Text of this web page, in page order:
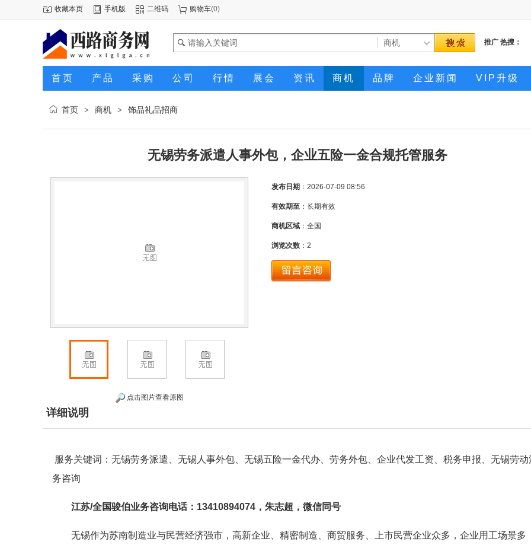
收藏本页 手机版 二维码 购物车(0)
推广 热搜：
首页 产品 采购 公司 行情 展会 资讯 商机 品牌 企业新闻 VIP升级
首页 > 商机 > 饰品礼品招商
无锡劳务派遣人事外包，企业五险一金合规托管服务
点击图片查看原图
发布日期 ：2026-07-09 08:56
有效期至 ：长期有效
商机区域 ：全国
浏览次数 ： 2
详细说明
服务关键词：无锡劳务派遣、无锡人事外包、无锡五险一金代办、劳务外包、企业代发工资、税务申报、无锡劳动
务咨询
江苏/全国骏伯业务咨询电话：13410894074，朱志超，微信同号
无锡作为苏南制造业与民营经济强市，高新企业、精密制造、商贸服务、上市民营企业众多，企业用工场景多